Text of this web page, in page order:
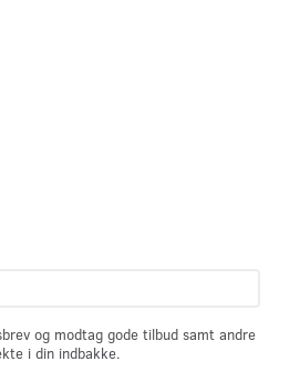
og modtag gode tilbud samt andre
i din indbakke.